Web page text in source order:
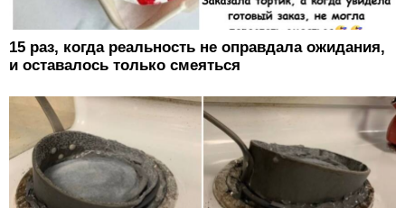
15 раз, когда реальность не оправдала ожидания,
и оставалось только смеяться